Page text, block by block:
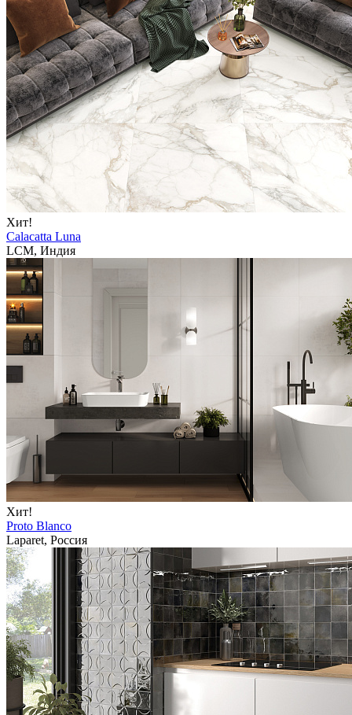
Хит!
Calacatta Luna
LCM, Индия
Хит!
Proto Blanco
Laparet, Россия